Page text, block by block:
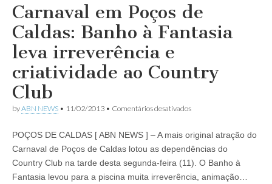
Carnaval em Poços de
Caldas: Banho à Fantasia
leva irreverência e
criatividade ao Country
Club
byABN NEWS • 11/02/2013 • Comentários desativadosem
Poços
de
Banho
à
POÇOS DE CALDAS [ ABN NEWS ] – A mais original atração do
Carnaval de Poços de Caldas lotou as dependências do
Country Club na tarde desta segunda-feira (11). O Banho à
Fantasia levou para a piscina muita irreverência, animação…